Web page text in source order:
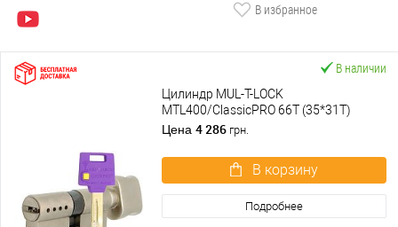
В избранное
В наличии
Цилиндр MUL-T-LOCK
MTL400/ClassicPRO 66T (35*31T)
никель сатин
Цена 4 286 грн.
В корзину
Подробнее